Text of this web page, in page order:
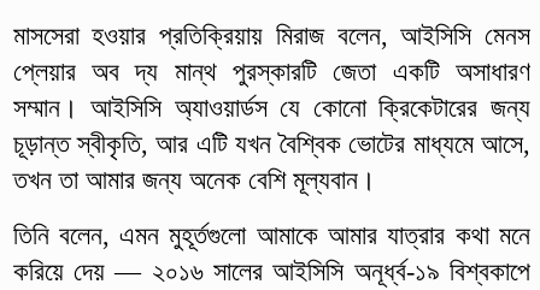
মাসসেরা হওয়ার প্রতিক্রিয়ায় মিরাজ বলেন, আইসিসি মেনস
প্লেয়ার অব দ্য মান্থ পুরস্কারটি জেতা একটি অসাধারণ
সম্মান। আইসিসি অ্যাওয়ার্ডস যে কোনো ক্রিকেটারের জন্য
চূড়ান্ত স্বীকৃতি, আর এটি যখন বৈশ্বিক ভোটের মাধ্যমে আসে,
তখন তা আমার জন্য অনেক বেশি মূল্যবান।
তিনি বলেন, এমন মুহূর্তগুলো আমাকে আমার যাত্রার কথা মনে
করিয়ে দেয় — ২০১৬ সালের আইসিসি অনূর্ধ্ব-১৯ বিশ্বকাপে